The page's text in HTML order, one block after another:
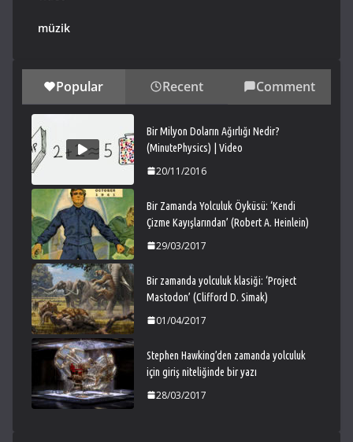
müzik
Popular Recent Comment
Bir Milyon Doların Ağırlığı Nedir?
(MinutePhysics) | Video
20/11/2016
Bir Zamanda Yolculuk Öyküsü: ‘Kendi
Çizme Kayışlarından’ (Robert A. Heinlein)
29/03/2017
Bir zamanda yolculuk klasiği: ‘Project
Mastodon’ (Clifford D. Simak)
01/04/2017
Stephen Hawking’den zamanda yolculuk
için giriş niteliğinde bir yazı
28/03/2017